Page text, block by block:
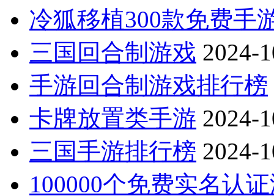
冷狐移植300款免费手
三国回合制游戏 2024-
手游回合制游戏排行榜
卡牌放置类手游 2024-
三国手游排行榜 2024-
100000个免费实名认